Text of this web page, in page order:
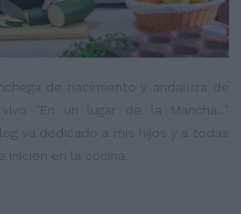
de nacimiento y andaluza de
"En un lugar de la Mancha..."
va dedicado a mis hijos y a todas
en la cocina.